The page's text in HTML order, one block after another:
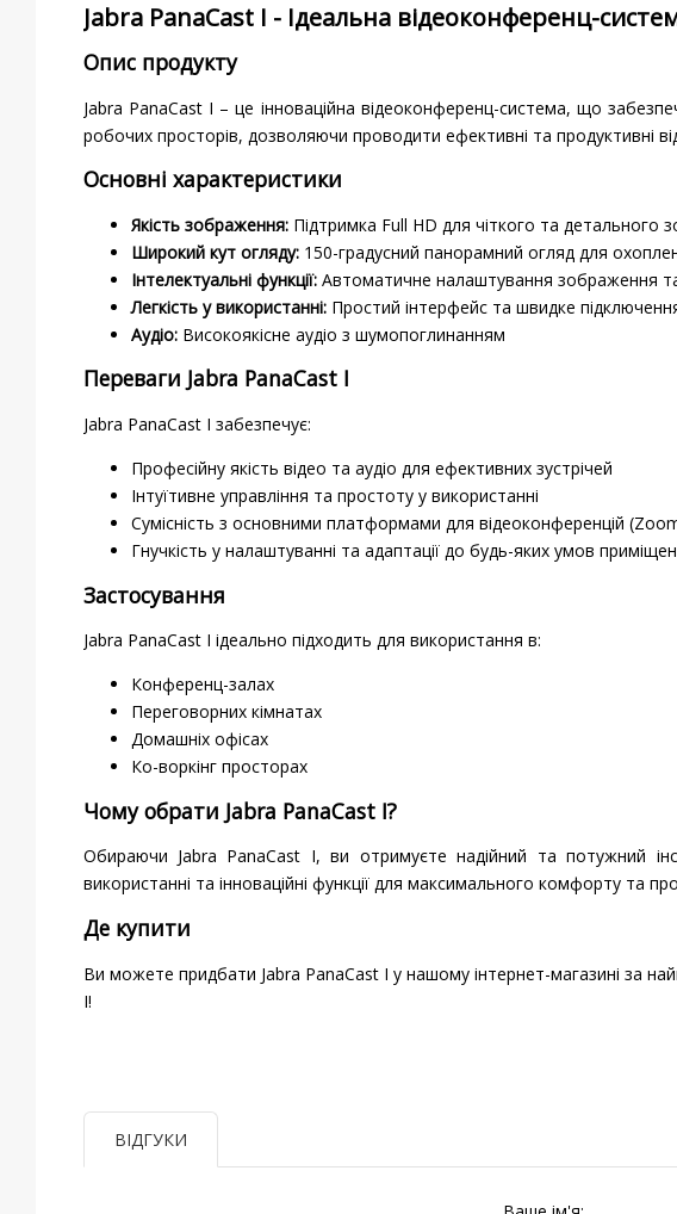
Jabra PanaCast I - Ідеальна відеоконференц-
Опис продукту
Jabra PanaCast I – це інноваційна відеоконференц-система, що
робочих просторів, дозволяючи проводити ефективні та продуктивні
Основні характеристики
Якість зображення:Підтримка Full HD для чіткого та детального
Широкий кут огляду:150-градусний панорамний огляд для
Інтелектуальні функції:Автоматичне налаштування зображення та
Легкість у використанні:Простий інтерфейс та швидке
Аудіо:Високоякісне аудіо з шумопоглинанням
Переваги Jabra PanaCast I
Jabra PanaCast I забезпечує:
Професійну якість відео та аудіо для ефективних зустрічей
Інтуїтивне управління та простоту у використанні
Сумісність з основними платформами для відеоконференцій
Гнучкість у налаштуванні та адаптації до будь-яких умов
Застосування
Jabra PanaCast I ідеально підходить для використання в:
Конференц-залах
Переговорних кімнатах
Домашніх офісах
Ко-воркінг просторах
Чому обрати Jabra PanaCast I?
Обираючи Jabra PanaCast I, ви отримуєте надійний та потужний
використанні та інноваційні функції для максимального комфорту та
Де купити
Ви можете придбати Jabra PanaCast I у нашому інтернет-магазині за
I!
ВІДГУКИ